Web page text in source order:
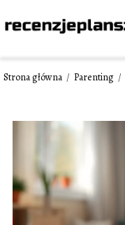
Strona główna / Parenting /